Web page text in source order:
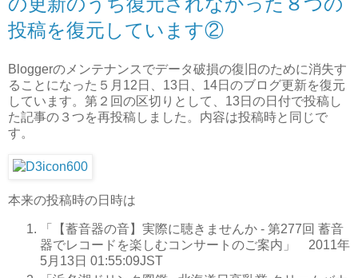
投稿を復元しています②
Bloggerのメンテナンスでデータ破損の復旧のために消失す
ることになった５月12日、13日、14日のブログ更新を復元
しています。第２回の区切りとして、13日の日付で投稿し
た記事の３つを再投稿しました。内容は投稿時と同じで
す。
本来の投稿時の日時は
「【蓄音器の音】実際に聴きませんか - 第277回 蓄音
器でレコードを楽しむコンサートのご案内」 2011年
5月13日 01:55:09JST